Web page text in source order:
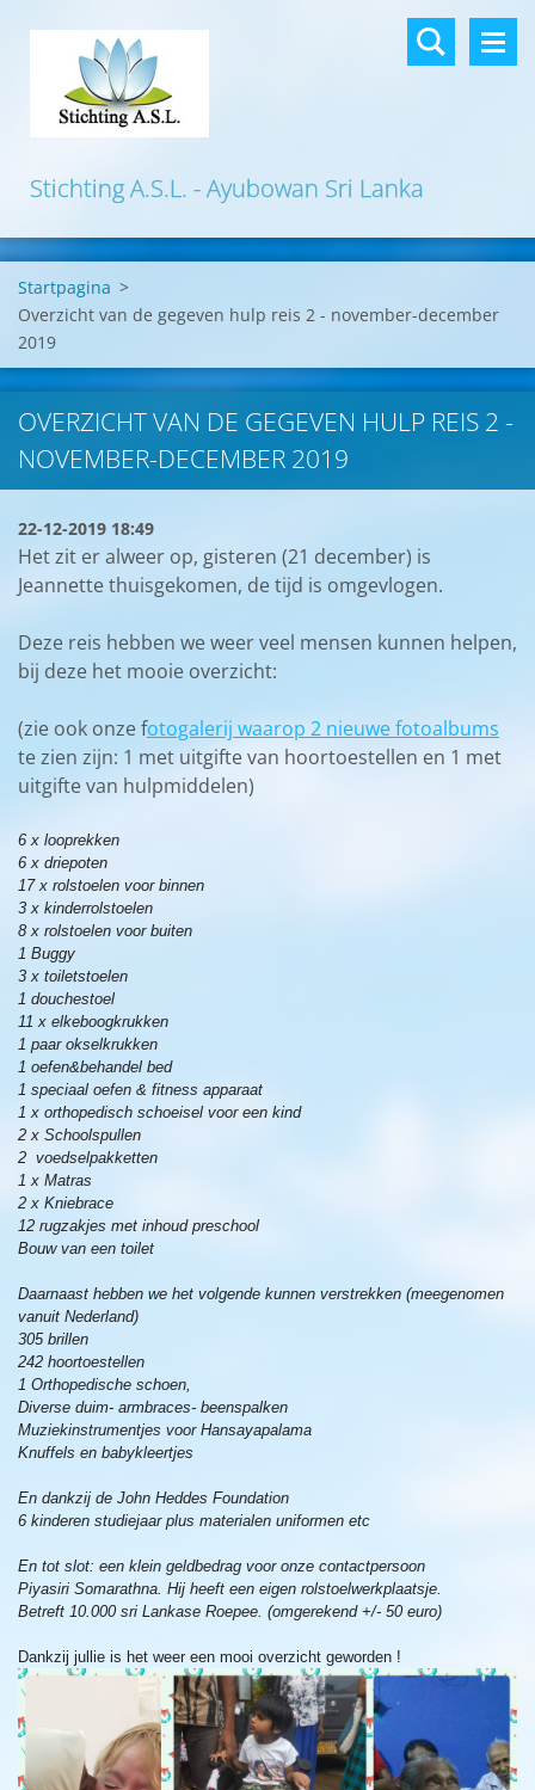
Stichting A.S.L. - Ayubowan Sri Lanka
Startpagina >
Overzicht van de gegeven hulp reis 2 - november-december
2019
OVERZICHT VAN DE GEGEVEN HULP REIS 2 -
NOVEMBER-DECEMBER 2019
22-12-2019 18:49
Het zit er alweer op, gisteren (21 december) is
Jeannette thuisgekomen, de tijd is omgevlogen.
Deze reis hebben we weer veel mensen kunnen helpen,
bij deze het mooie overzicht:
(zie ook onze fotogalerij waarop 2 nieuwe fotoalbums
te zien zijn: 1 met uitgifte van hoortoestellen en 1 met
uitgifte van hulpmiddelen)
6 x looprekken
6 x driepoten
17 x rolstoelen voor binnen
3 x kinderrolstoelen
8 x rolstoelen voor buiten
1 Buggy
3 x toiletstoelen
1 douchestoel
11 x elkeboogkrukken
1 paar okselkrukken
1 oefen&behandel bed
1 speciaal oefen & fitness apparaat
1 x orthopedisch schoeisel voor een kind
2 x Schoolspullen
2 voedselpakketten
1 x Matras
2 x Kniebrace
12 rugzakjes met inhoud preschool
Bouw van een toilet
Daarnaast hebben we het volgende kunnen verstrekken (meegenomen
vanuit Nederland)
305 brillen
242 hoortoestellen
1 Orthopedische schoen,
Diverse duim- armbraces- beenspalken
Muziekinstrumentjes voor Hansayapalama
Knuffels en babykleertjes
En dankzij de John Heddes Foundation
6 kinderen studiejaar plus materialen uniformen etc
En tot slot: een klein geldbedrag voor onze contactpersoon
Piyasiri Somarathna. Hij heeft een eigen rolstoelwerkplaatsje.
Betreft 10.000 sri Lankase Roepee. (omgerekend +/- 50 euro)
Dankzij jullie is het weer een mooi overzicht geworden !